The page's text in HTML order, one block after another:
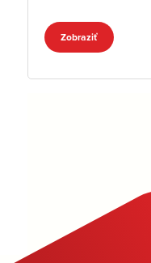
8530 s
prevlečnou
Zobraziť